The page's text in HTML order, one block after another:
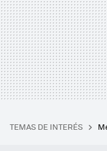
TEMAS DE INTERÉS